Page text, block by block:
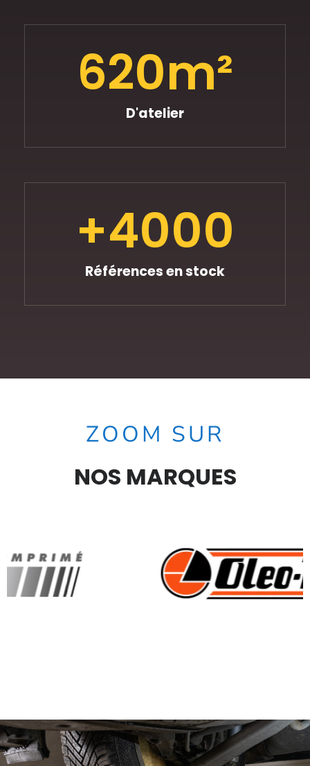
D'atelier
620m²
Références en stock
+4000
ZOOM SUR
NOS MARQUES